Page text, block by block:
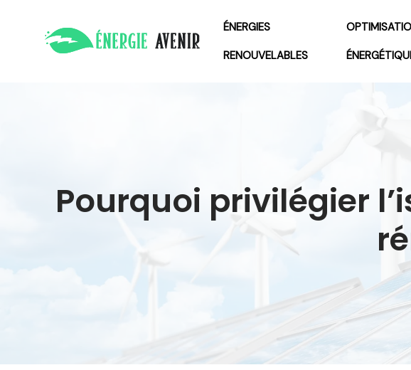
ÉNERGIES
RENOUVELABLES
Pourquoi privilégier